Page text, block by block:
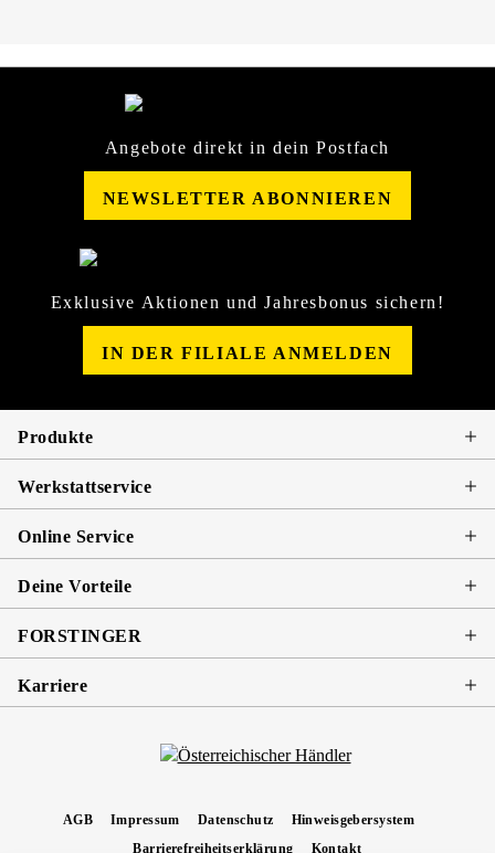
Angebote direkt in dein Postfach
NEWSLETTER ABONNIEREN
Exklusive Aktionen und Jahresbonus sichern!
IN DER FILIALE ANMELDEN
Produkte
Werkstattservice
Online Service
Deine Vorteile
FORSTINGER
Karriere
AGB Impressum Datenschutz
Hinweisgebersystem
Barrierefreiheitserklärung
Kontakt